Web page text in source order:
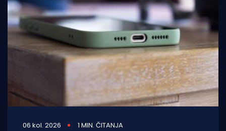
06 kol. 2026 1 MIN. ČITANJA